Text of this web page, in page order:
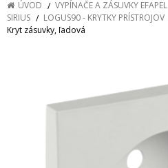
ÚVOD VYPÍNAČE A ZÁSUVKY EFAPEL
SIRIUS
LOGUS90 - KRYTKY PRÍSTROJOV
Kryt zásuvky, ľadová